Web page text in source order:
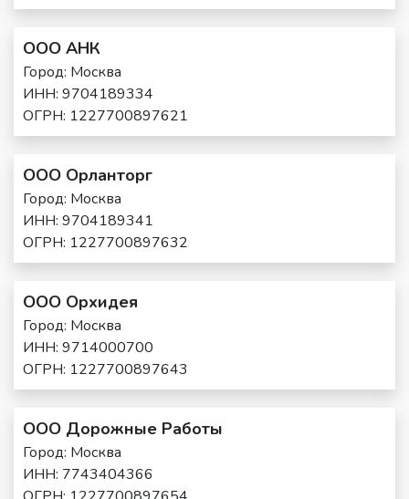
ООО АНК
Город: Москва
ИНН: 9704189334
ОГРН: 1227700897621
ООО Орланторг
Город: Москва
ИНН: 9704189341
ОГРН: 1227700897632
ООО Орхидея
Город: Москва
ИНН: 9714000700
ОГРН: 1227700897643
ООО Дорожные Работы
Город: Москва
ИНН: 7743404366